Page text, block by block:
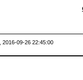
, 2016-09-26 22:45:00